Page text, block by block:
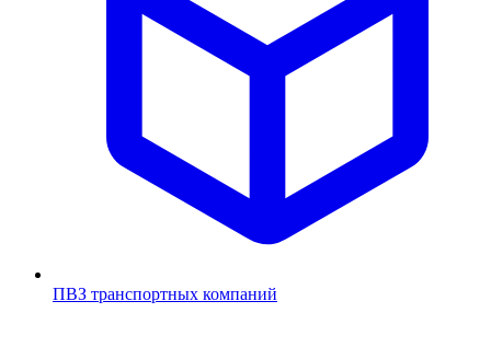
ПВЗ транспортных компаний